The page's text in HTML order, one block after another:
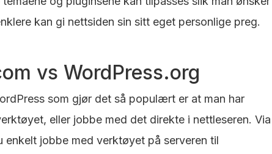
kan gi nettsiden sin sitt eget personlige preg.
vs WordPress.org
som gjør det så populært er at man har
eller jobbe med det direkte i nettleseren. Via
enkelt jobbe med verktøyet på serveren til